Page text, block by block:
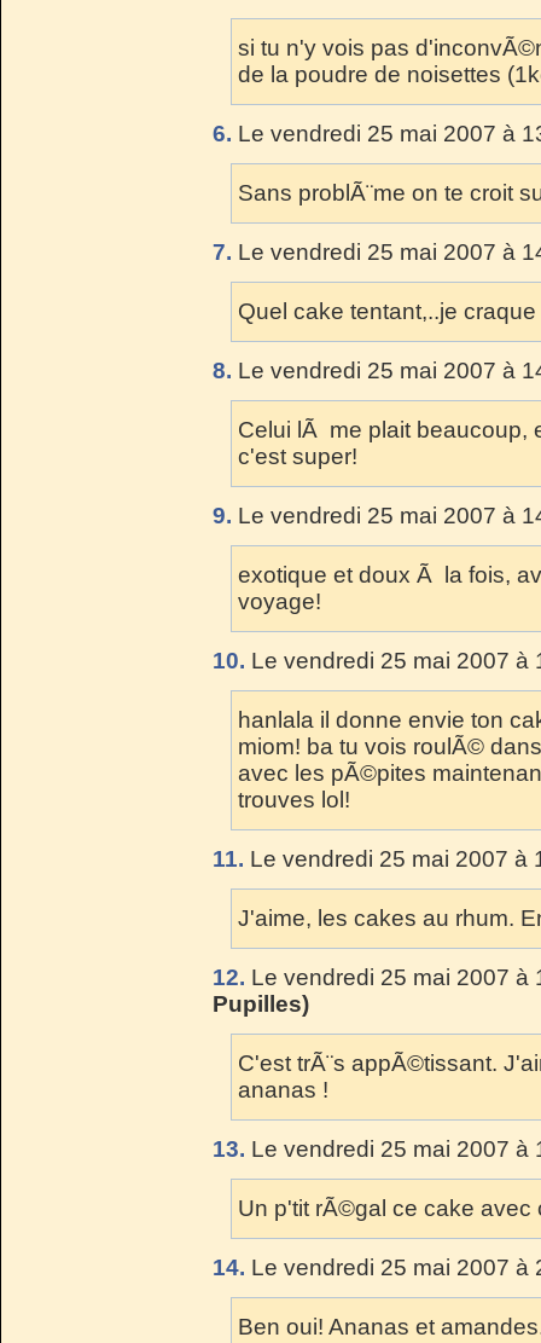
si tu n'y vois pas
de la poudre de noisettes
6. Le vendredi 25 mai 2007 à
Sans problÃ¨me on te croit
7. Le vendredi 25 mai 2007 à
Quel cake tentant,..je
8. Le vendredi 25 mai 2007 à
Celui lÃ me plait beaucoup,
c'est super!
9. Le vendredi 25 mai 2007 à
exotique et doux Ã la fois,
voyage!
10. Le vendredi 25 mai 2007 à
hanlala il donne envie ton
miom! ba tu vois roulÃ©
avec les pÃ©pites
trouves lol!
11. Le vendredi 25 mai 2007 à
J'aime, les cakes au rhum.
12. Le vendredi 25 mai 2007 à
Pupilles)
C'est trÃ¨s appÃ©tissant.
ananas !
13. Le vendredi 25 mai 2007 à
Un p'tit rÃ©gal ce cake
14. Le vendredi 25 mai 2007 à
Ben oui! Ananas et